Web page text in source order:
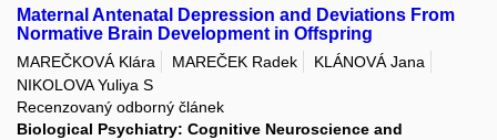
Maternal Antenatal Depression and Deviations From
Normative Brain Development in Offspring
MAREČKOVÁ Klára MAREČEK Radek
KLÁNOVÁ Jana
NIKOLOVA Yuliya S
Recenzovaný odborný článek
Biological Psychiatry: Cognitive Neuroscience and